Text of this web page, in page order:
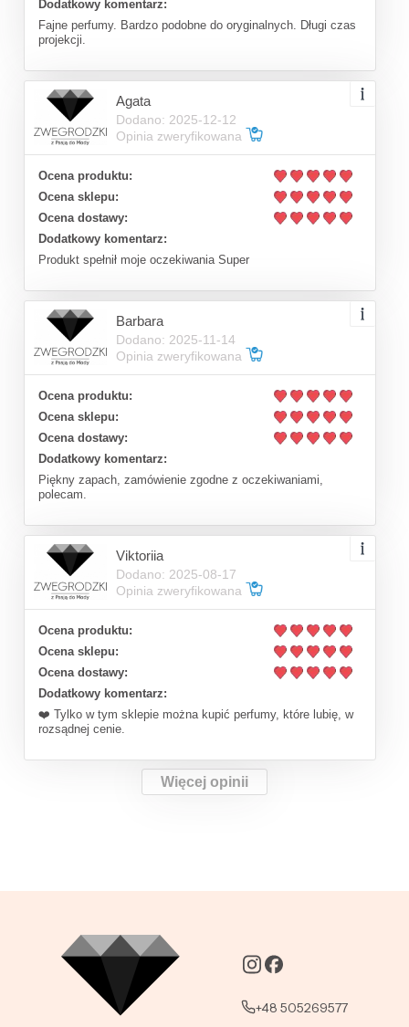
Dodatkowy komentarz:
Fajne perfumy. Bardzo podobne do oryginalnych. Długi czas
projekcji.
Agata
Dodano: 2025-12-12
Opinia zweryfikowana
Ocena produktu:
Ocena sklepu:
Ocena dostawy:
Dodatkowy komentarz:
Produkt spełnił moje oczekiwania Super
Barbara
Dodano: 2025-11-14
Opinia zweryfikowana
Ocena produktu:
Ocena sklepu:
Ocena dostawy:
Dodatkowy komentarz:
Piękny zapach, zamówienie zgodne z oczekiwaniami,
polecam.
Viktoriia
Dodano: 2025-08-17
Opinia zweryfikowana
Ocena produktu:
Ocena sklepu:
Ocena dostawy:
Dodatkowy komentarz:
❤️ Tylko w tym sklepie można kupić perfumy, które lubię, w
rozsądnej cenie.
Więcej opinii
+48 505269577